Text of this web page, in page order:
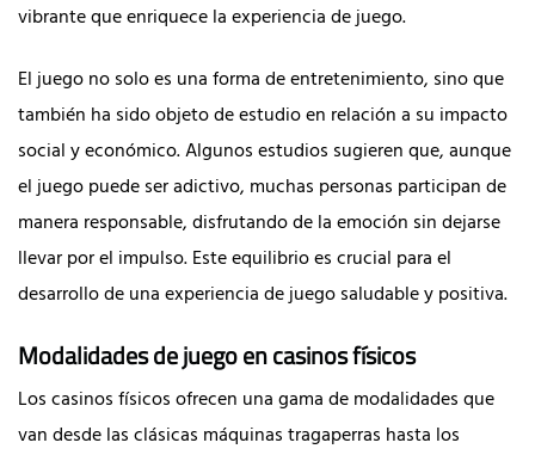
vibrante que enriquece la experiencia de juego.
El juego no solo es una forma de entretenimiento, sino que
también ha sido objeto de estudio en relación a su impacto
social y económico. Algunos estudios sugieren que, aunque
el juego puede ser adictivo, muchas personas participan de
manera responsable, disfrutando de la emoción sin dejarse
llevar por el impulso. Este equilibrio es crucial para el
desarrollo de una experiencia de juego saludable y positiva.
Modalidades de juego en casinos físicos
Los casinos físicos ofrecen una gama de modalidades que
van desde las clásicas máquinas tragaperras hasta los